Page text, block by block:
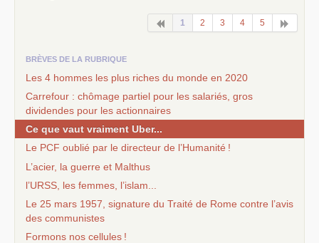
1 2 3 4 5
BRÈVES DE LA RUBRIQUE
Les 4 hommes les plus riches du monde en 2020
Carrefour : chômage partiel pour les salariés, gros
dividendes pour les actionnaires
Ce que vaut vraiment Uber...
Le PCF oublié par le directeur de l’Humanité !
L’acier, la guerre et Malthus
l’URSS , les femmes, l’islam...
Le 25 mars 1957, signature du Traité de Rome contre l’avis
des communistes
Formons nos cellules !